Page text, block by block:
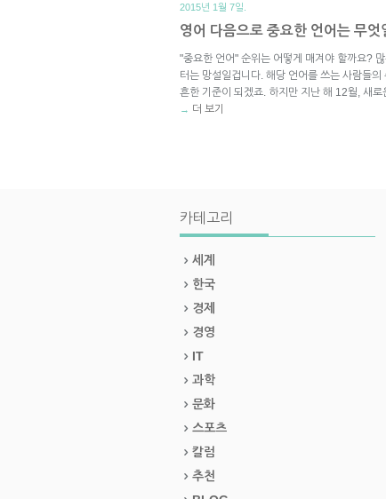
2015년 1월 7일.
영어 다음으로 중요한 언어는 무엇
"중요한 언어" 순위는 어떻게 매겨야 할까요?
터는 망설일겁니다. 해당 언어를 쓰는 사람들
흔한 기준이 되겠죠. 하지만 지난 해 12월, 새
→ 더 보기
카테고리
세계
한국
경제
경영
IT
과학
문화
스포츠
칼럼
추천